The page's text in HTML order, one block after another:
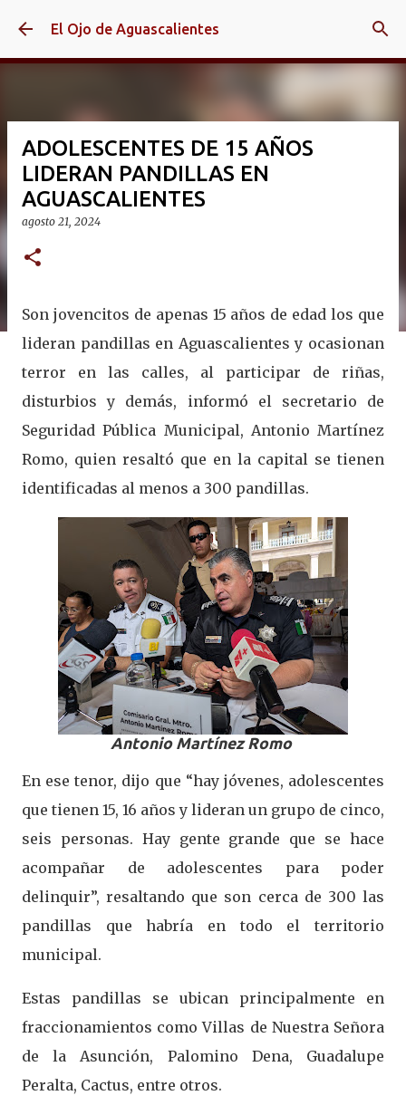
Ir al contenido principal
El Ojo de Aguascalientes
ADOLESCENTES DE 15 AÑOS
LIDERAN PANDILLAS EN
AGUASCALIENTES
agosto 21, 2024
Son jovencitos de apenas 15 años de edad los que
lideran pandillas en Aguascalientes y ocasionan
terror en las calles, al participar de riñas,
disturbios y demás, informó el secretario de
Seguridad Pública Municipal, Antonio Martínez
Romo, quien resaltó que en la capital se tienen
identificadas al menos a 300 pandillas.
Antonio Martínez Romo
En ese tenor, dijo que “hay jóvenes, adolescentes
que tienen 15, 16 años y lideran un grupo de cinco,
seis personas. Hay gente grande que se hace
acompañar de adolescentes para poder
delinquir”, resaltando que son cerca de 300 las
pandillas que habría en todo el territorio
municipal.
Estas pandillas se ubican principalmente en
fraccionamientos como Villas de Nuestra Señora
de la Asunción, Palomino Dena, Guadalupe
Peralta, Cactus, entre otros.